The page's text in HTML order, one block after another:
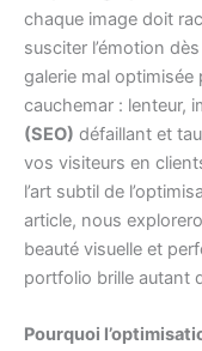
chaque image doit
susciter l’émotion
galerie mal
cauchemar : lenteur,
(SEO) défaillant et
vos visiteurs en
l’art subtil de
article, nous
beauté visuelle et
portfolio brille autant
Pourquoi